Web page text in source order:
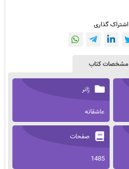
اشتراک گذاری
مشخصات کتاب
ژانر
عاشقانه
صفحات
1485